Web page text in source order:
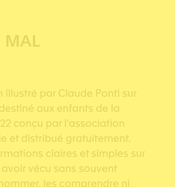
MAL
par Claude Ponti sur
aux enfants de la
conçu par l’association
et distribué gratuitement.
claires et simples sur
vécu sans souvent
les comprendre ni